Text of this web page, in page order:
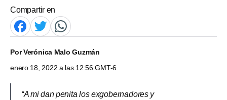
Compartir en
PorVerónica Malo Guzmán
enero 18, 2022 a las 12:56 GMT-6
“A mi dan penita los exgobernadores y